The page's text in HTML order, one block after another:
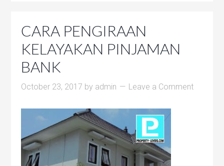
CARA PENGIRAAN
KELAYAKAN PINJAMAN
BANK
October 23, 2017 by admin Leave a Comment